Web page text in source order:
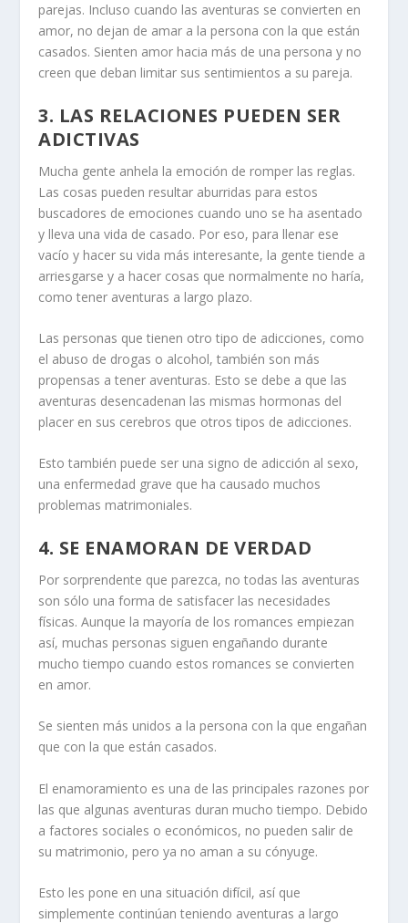
parejas. Incluso cuando las aventuras se convierten en
amor, no dejan de amar a la persona con la que están
casados. Sienten amor hacia más de una persona y no
creen que deban limitar sus sentimientos a su pareja.
3. LAS RELACIONES PUEDEN SER
ADICTIVAS
Mucha gente anhela la emoción de romper las reglas.
Las cosas pueden resultar aburridas para estos
buscadores de emociones cuando uno se ha asentado
y lleva una vida de casado. Por eso, para llenar ese
vacío y hacer su vida más interesante, la gente tiende a
arriesgarse y a hacer cosas que normalmente no haría,
como tener aventuras a largo plazo.
Las personas que tienen otro tipo de adicciones, como
el abuso de drogas o alcohol, también son más
propensas a tener aventuras. Esto se debe a que las
aventuras desencadenan las mismas hormonas del
placer en sus cerebros que otros tipos de adicciones.
Esto también puede ser una signo de adicción al sexo,
una enfermedad grave que ha causado muchos
problemas matrimoniales.
4. SE ENAMORAN DE VERDAD
Por sorprendente que parezca, no todas las aventuras
son sólo una forma de satisfacer las necesidades
físicas. Aunque la mayoría de los romances empiezan
así, muchas personas siguen engañando durante
mucho tiempo cuando estos romances se convierten
en amor.
Se sienten más unidos a la persona con la que engañan
que con la que están casados.
El enamoramiento es una de las principales razones por
las que algunas aventuras duran mucho tiempo. Debido
a factores sociales o económicos, no pueden salir de
su matrimonio, pero ya no aman a su cónyuge.
Esto les pone en una situación difícil, así que
simplemente continúan teniendo aventuras a largo